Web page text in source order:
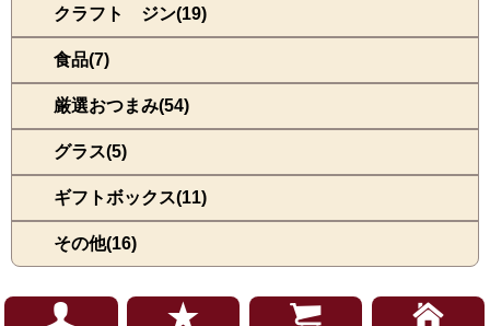
クラフト ジン(19)
食品(7)
厳選おつまみ(54)
グラス(5)
ギフトボックス(11)
その他(16)